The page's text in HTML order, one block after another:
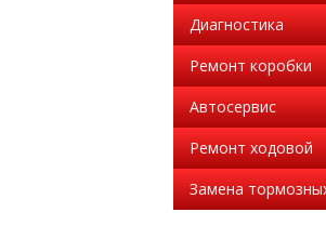
Диагностика
Ремонт коробки
Автосервис
Ремонт ходовой
Замена